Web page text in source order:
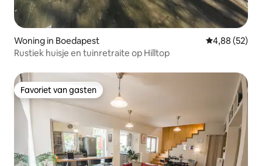
Woning in Boedapest Gemiddelde
4,88 (52)
Rustiek huisje en tuinretraite op Hilltop
Favoriet van gasten
Favoriet van gasten